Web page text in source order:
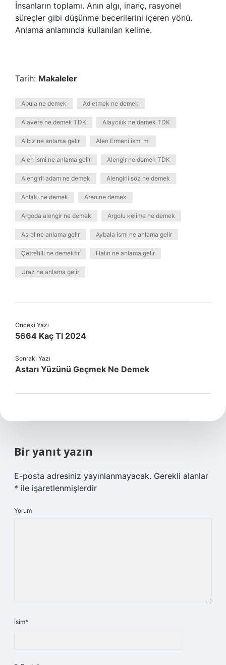
İnsanların toplamı. Anın algı, inanç, rasyonel
süreçler gibi düşünme becerilerini içeren yönü.
Anlama anlamında kullanılan kelime.
Tarih: Makaleler
Abula ne demek Adletmek ne demek
Alavere ne demek TDK Alaycılık ne demek TDK
Albız ne anlama gelir Alen Ermeni ismi mi
Alen ismi ne anlama gelir Alengir ne demek TDK
Alengirli adam ne demek Alengirli söz ne demek
Anlaki ne demek Aren ne demek
Argoda alengir ne demek Argolu kelime ne demek
Asral ne anlama gelir Aybala ismi ne anlama gelir
Çetrefilli ne demektir Halin ne anlama gelir
Uraz ne anlama gelir
Önceki Yazı
5664 Kaç Tl 2024
Sonraki Yazı
Astarı Yüzünü Geçmek Ne Demek
Bir yanıt yazın
E-posta adresiniz yayınlanmayacak. Gerekli alanlar
* ile işaretlenmişlerdir
Yorum
İsim*